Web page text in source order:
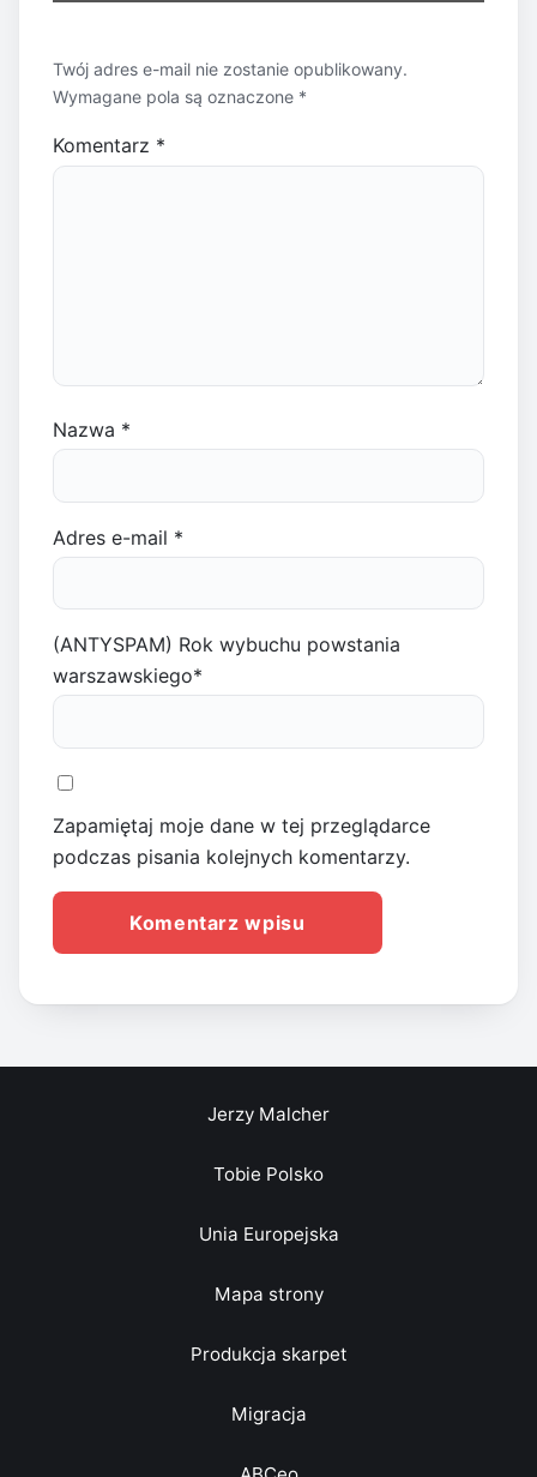
Twój adres e-mail nie zostanie opublikowany.
Wymagane pola są oznaczone *
Komentarz *
Nazwa *
Adres e-mail *
(ANTYSPAM) Rok wybuchu powstania
warszawskiego*
Zapamiętaj moje dane w tej przeglądarce
podczas pisania kolejnych komentarzy.
Jerzy Malcher
Tobie Polsko
Unia Europejska
Mapa strony
Produkcja skarpet
Migracja